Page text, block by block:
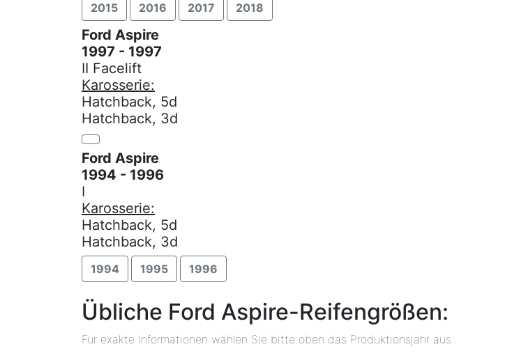
2015 2016 2017 2018
Ford Aspire
1997 - 1997
II Facelift
Karosserie:
Hatchback, 5d
Hatchback, 3d
Ford Aspire
1994 - 1996
I
Karosserie:
Hatchback, 5d
Hatchback, 3d
1994 1995 1996
Übliche Ford Aspire-Reifengrößen:
Für exakte Informationen wählen Sie bitte oben das Produktionsjahr aus